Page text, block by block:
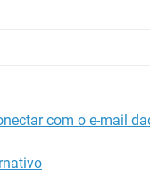
com o e-mail